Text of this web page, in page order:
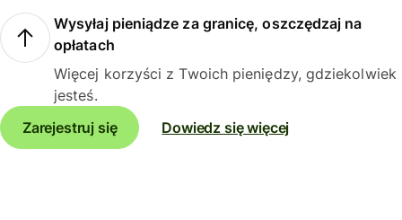
Wysyłaj pieniądze za granicę, oszczędzaj na
opłatach
Więcej korzyści z Twoich pieniędzy, gdziekolwiek
jesteś.
Zarejestruj się
Dowiedz się więcej